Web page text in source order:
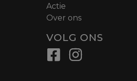
Actie
Over ons
VOLG ONS